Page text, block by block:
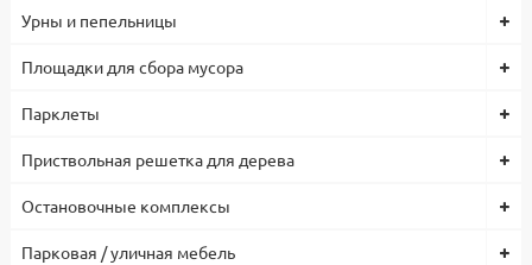
Урны и пепельницы
Площадки для сбора мусора
Парклеты
Приствольная решетка для дерева
Остановочные комплексы
Парковая / уличная мебель